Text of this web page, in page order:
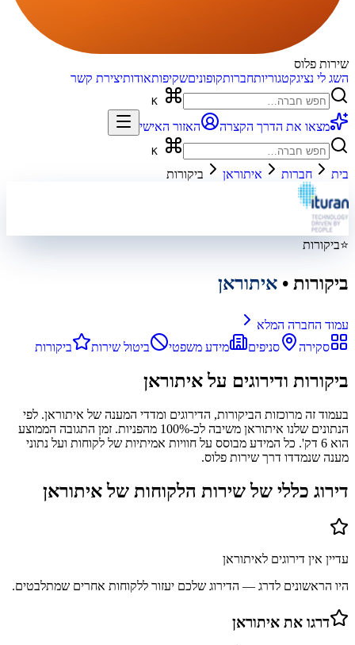
שירות פלוס
השג לי נציגקטגוריותחברותקופוניםשקיפותאודותיצירת קשר
מצאו את הדרך הקצרה האזור האישי
בית חברות איתוראן ביקורות
⭐ביקורות
ביקורות • איתוראן
עמוד החברה המלא
סקירה
סניפים מידע משפטי ביטול שירות ביקורות
ביקורות ודירוגים עלאיתוראן
בעמוד זה מרוכזות הביקורות, הדירוגים ומדדי המענה של איתוראן. לפי
הנתונים שלנו איתוראן משיבה לכ-100% מהפניות. זמן התגובה הממוצע
הוא 6 דק'. כל המידע מבוסס על חוויות אמיתיות של לקוחות ועל נתוני
מענה שנמדדו דרך שירות פלוס.
דירוג כללי של שירות הלקוחות שלאיתוראן
עדיין אין דירוגים לאיתוראן
היו הראשונים לדרג — הדירוג שלכם יעזור ללקוחות אחרים שמתלבטים.
דרגו את איתוראן